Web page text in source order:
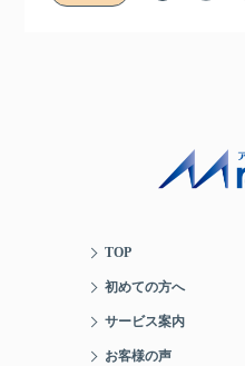
TOP
初めての方へ
サービス案内
お客様の声